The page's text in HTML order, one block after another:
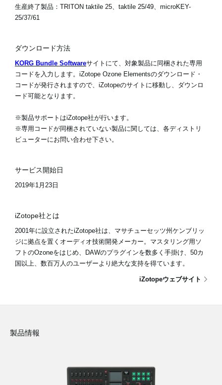
生産終了製品： TRITON taktile 25、taktile 25/49、microKEY-
25/37/61
ダウンロード方法
KORG Bundle Softwareサイトにて、対象製品に同梱された専用
コードを入力します。iZotope Ozone Elementsのダウンロード・
コードが発行されますので、iZotopeのサイトに移動し、ダウンロ
ード可能となります。
※製品サポートはiZotope社が行います。
※専用コードが同梱されていない製品に関しては、各ディストリ
ビューターにお問い合わせ下さい。
サービス開始日
2019年1月23日
iZotope社とは
2001年に設立されたiZotope社は、マサチューセッツ州ケンブリッ
ジに拠点を置くオーディオ技術開発メーカー。マスタリング用ソ
フトのOzoneをはじめ、DAWのプラグインを数多く手掛け、50カ
国以上、数百万人のユーザーより絶大な支持を得ています。
iZotopeウェブサイト
製品情報